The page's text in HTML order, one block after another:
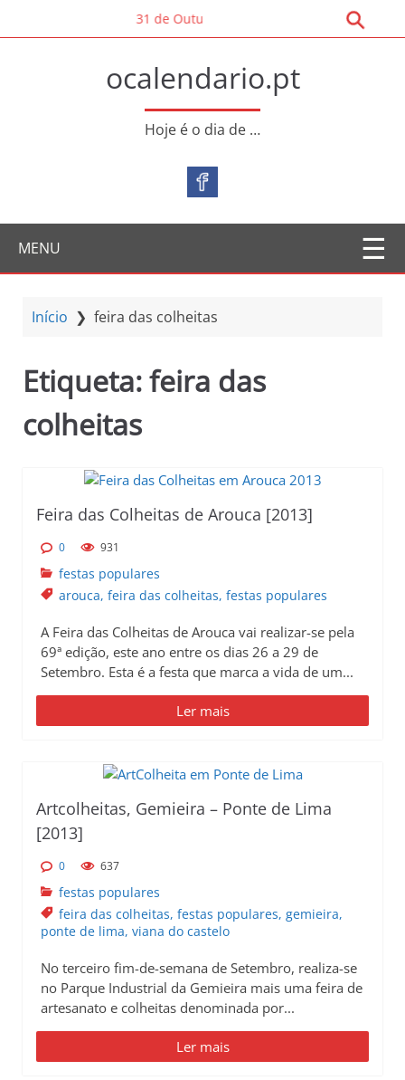
o
o
31 de Outubro – Dia Mundial da Poupança
ocalendario.pt
Hoje é o dia de …
MENU
Início ❯ feira das colheitas
Etiqueta:feira das
colheitas
Feira das Colheitas de Arouca [2013]
0 931
festas populares
arouca, feira das colheitas, festas populares
A Feira das Colheitas de Arouca vai realizar-se pela
69ª edição, este ano entre os dias 26 a 29 de
Setembro. Esta é a festa que marca a vida de um...
Ler mais
Artcolheitas, Gemieira – Ponte de Lima
[2013]
0 637
festas populares
feira das colheitas, festas populares, gemieira,
ponte de lima, viana do castelo
No terceiro fim-de-semana de Setembro, realiza-se
no Parque Industrial da Gemieira mais uma feira de
artesanato e colheitas denominada por...
Ler mais